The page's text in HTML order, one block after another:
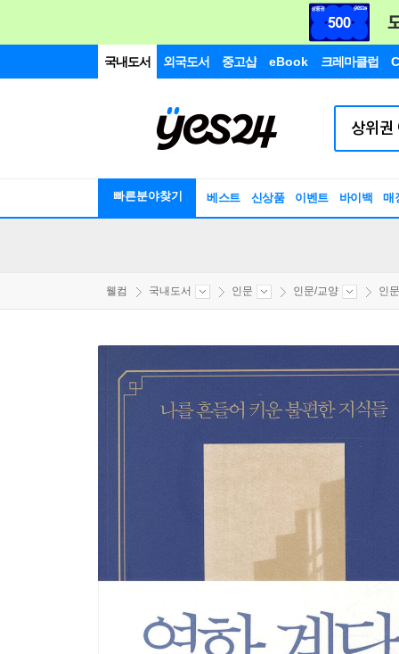
국내도서 외국도서 중고샵 eBook 크레마클럽
빠른분야찾기 베스트 신상품 이벤트 바이백 매
웰컴 국내도서 인문 인문/교양 인